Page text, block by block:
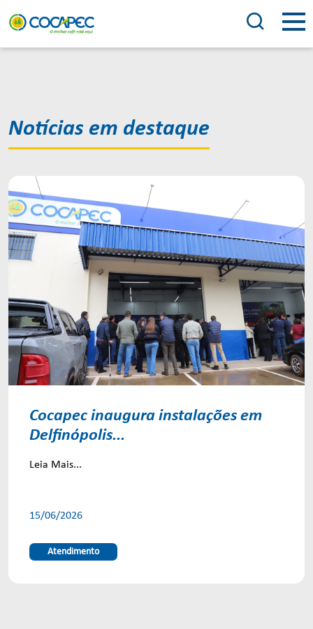
Notícias em destaque
Cocapec inaugura instalações em
Delfinópolis...
Leia Mais...
15/06/2026
Atendimento